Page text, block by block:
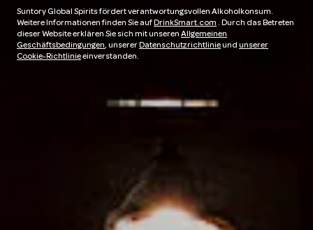
Suntory Global Spirits fördert verantwortungsvollen Alkoholkonsum.
Weitere Informationen finden Sie aufDrinkSmart.com . Durch das Betreten
dieser Website erklären Sie sich mit unseren Allgemeinen
Geschäftsbedingungen, unsererDatenschutzrichtlinieund unserer
Cookie-Richtlinieeinverstanden.